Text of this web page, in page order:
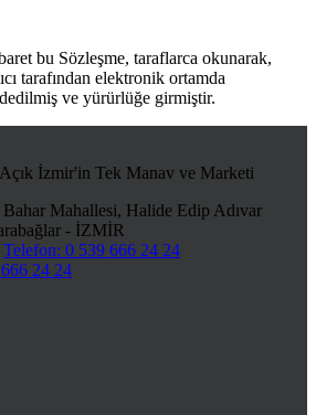
bu Sözleşme, taraflarca okunarak,
tarafından elektronik ortamda
ve yürürlüğe girmiştir.
İzmir'in Tek Manav ve Marketi
Bahar Mahallesi, Halide Edip Adıvar
- İZMİR
Telefon: 0 539 666 24 24
24 24